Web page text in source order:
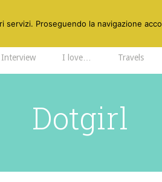
Interview I love… Travels
Dotgirl
servizi. Proseguendo la navigazione